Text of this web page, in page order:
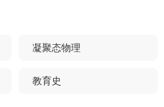
凝聚态物理
教育史